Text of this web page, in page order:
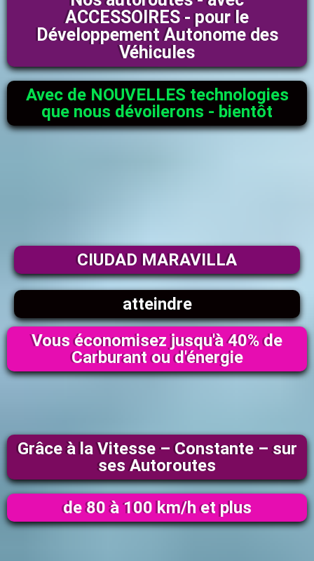
ACCESSOIRES - pour le
Développement Autonome des
Véhicules
Avec de NOUVELLES technologies
que nous dévoilerons - bientôt
CIUDAD MARAVILLA
atteindre
Vous économisez jusqu'à 40% de
Carburant ou d'énergie
Grâce à la Vitesse – Constante – sur
ses Autoroutes
de 80 à 100 km/h et plus